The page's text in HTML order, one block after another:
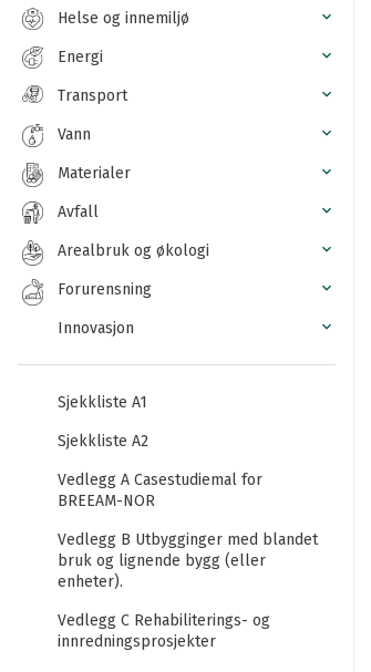
Helse og innemiljø
Energi
Transport
Vann
Materialer
Avfall
Arealbruk og økologi
Forurensning
Innovasjon
Sjekkliste A1
Sjekkliste A2
Vedlegg A Casestudiemal for
BREEAM-NOR
Vedlegg B Utbygginger med blandet
bruk og lignende bygg (eller
enheter).
Vedlegg C Rehabiliterings- og
innredningsprosjekter